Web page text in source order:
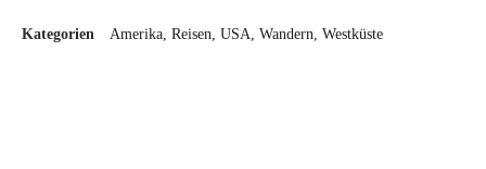
Kategorien Amerika Reisen USA Wandern Westküste